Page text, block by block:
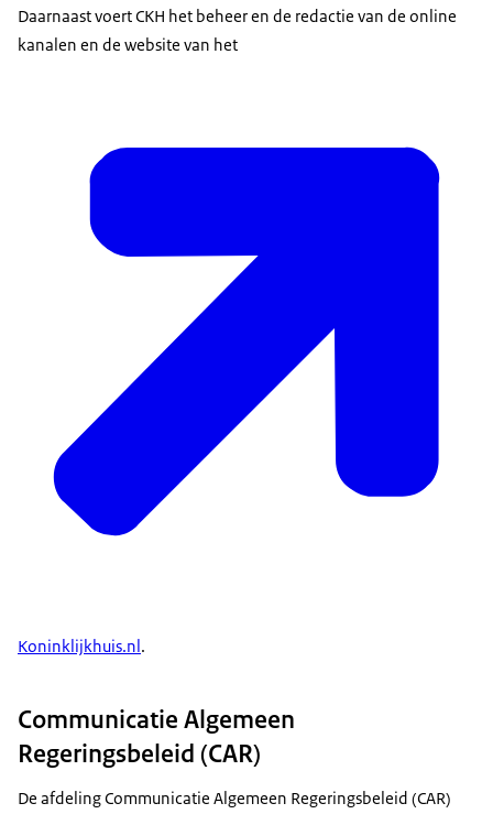
Daarnaast voert CKH het beheer en de redactie van de online
kanalen en de website van het
Koninklijkhuis.nl.
Communicatie Algemeen
Regeringsbeleid (CAR)
De afdeling Communicatie Algemeen Regeringsbeleid (CAR)